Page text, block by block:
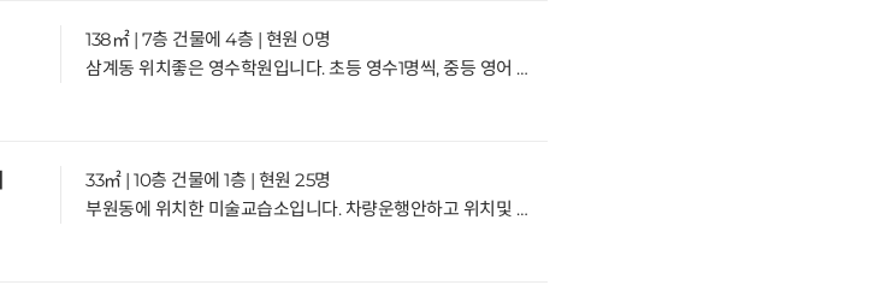
138㎡ | 7층 건물에 4층 | 현원 0명
삼계동 위치좋은 영수학원입니다. 초등 영수1명씩, 중등 영어 6명, 수학3명 고등 영어19명, 수학8명 있습니다. 원장님 영어 직강하고 수학은 주3회 파트샘100만원 있습니다. 차량운행안하고 위치및 시설이 너무 좋은 곳이기 때문에 키워보실분 문의주세요 거래형태:임대 종류:학원 사용승인일:2006.1.6입주가능일:협의 주차:1대가능 방향:주출입구기준 동향 관리비:25-30만원4/7층
33㎡ | 10층 건물에 1층 | 현원 25명
부원동에 위치한 미술교습소입니다. 차량운행안하고 위치및 시설 좋은 곳입니다. 이사때문에 내놓습니다. 유동인구 많은 곳이고 주1회 11만원받고 있습니다. 키워보실분 문의주세요거래형태:임대 종류:판매시설 사용승인일:2014.4.10입주가능일:협의 주차:1대가능 방향:주출입구기준 남향 관리비:20-25만원1/10층